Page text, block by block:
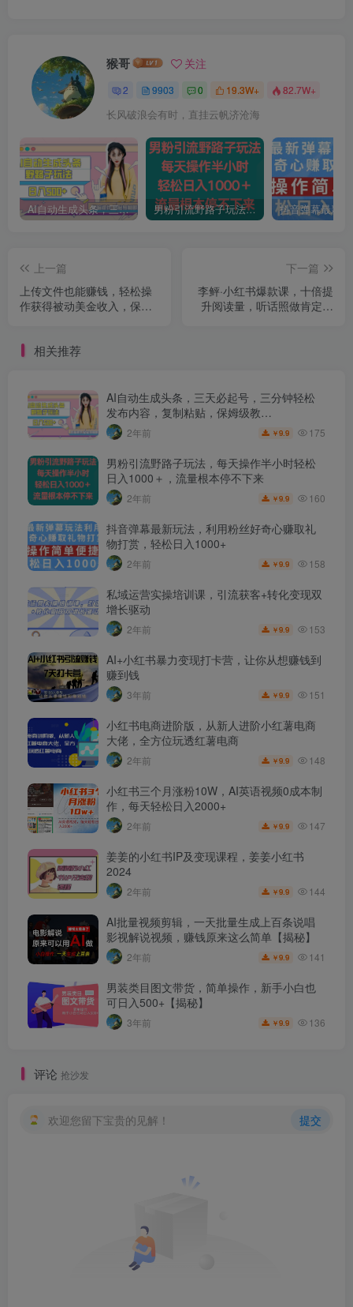
猴哥 关注
2 9903 0 19.3W+ 82.7W+
长风破浪会有时，直挂云帆济沧海
AI自动生成头条，三天必起号，三分钟轻松发布内容，复制粘贴，保姆级教… 男粉引流野路子玩法，每天操作半小时轻松日入1000＋，流量根本停不下来
上一篇
上传文件也能赚钱，轻松操
作获得被动美金收入，保姆
下一篇
李鲆·小红书爆款课，十倍提
升阅读量，听话照做肯定可
相关推荐
AI自动生成头条，三天必起号，三分钟轻松
发布内容，复制粘贴，保姆级教…
2年前 ￥9.9 175
男粉引流野路子玩法，每天操作半小时轻松
日入1000＋，流量根本停不下来
2年前 ￥9.9 160
抖音弹幕最新玩法，利用粉丝好奇心赚取礼
物打赏，轻松日入1000+
2年前 ￥9.9 158
私域运营实操培训课，引流获客+转化变现双
增长驱动
2年前 ￥9.9 153
AI+小红书暴力变现打卡营，让你从想赚钱到
赚到钱
3年前 ￥9.9 151
小红书电商进阶版，从新人进阶小红薯电商
大佬，全方位玩透红薯电商
2年前 ￥9.9 148
小红书三个月涨粉10W，AI英语视频0成本制
作，每天轻松日入2000+
2年前 ￥9.9 147
姜姜的小红书IP及变现课程，姜姜小红书
2024
2年前 ￥9.9 144
AI批量视频剪辑，一天批量生成上百条说唱
影视解说视频，赚钱原来这么简单【揭秘】
2年前 ￥9.9 141
男装类目图文带货，简单操作，新手小白也
可日入500+【揭秘】
3年前 ￥9.9 136
评论 抢沙发
欢迎您留下宝贵的见解！ 提交